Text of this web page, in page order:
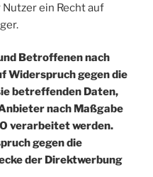
ein Recht auf
Betroffenen nach
Widerspruch gegen die
betreffenden Daten,
nach Maßgabe
verarbeitet werden.
gegen die
der Direktwerbung